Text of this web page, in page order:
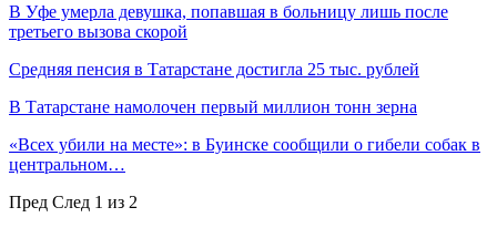
В Уфе умерла девушка, попавшая в больницу лишь после
третьего вызова скорой
Средняя пенсия в Татарстане достигла 25 тыс. рублей
В Татарстане намолочен первый миллион тонн зерна
«Всех убили на месте»: в Буинске сообщили о гибели собак в
центральном…
Пред След 1 из 2